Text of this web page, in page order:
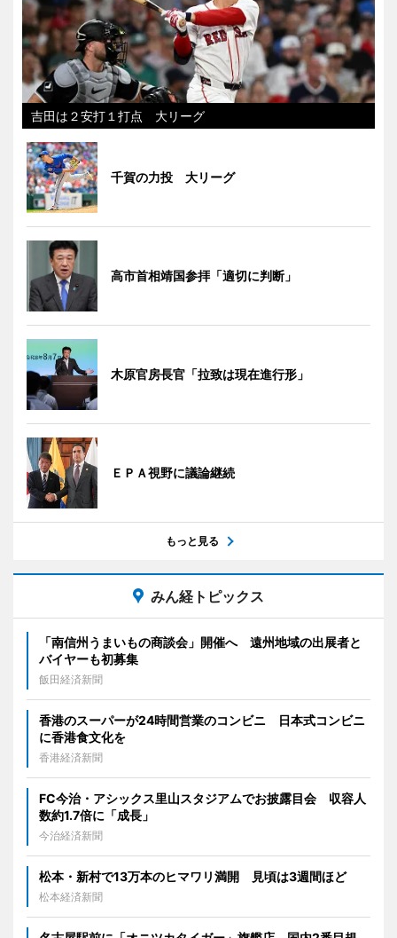
吉田は２安打１打点 大リーグ
千賀の力投 大リーグ
高市首相靖国参拝「適切に判断」
木原官房長官「拉致は現在進行形」
ＥＰＡ視野に議論継続
もっと見る
みん経トピックス
「南信州うまいもの商談会」開催へ 遠州地域の出展者と
バイヤーも初募集
飯田経済新聞
香港のスーパーが24時間営業のコンビニ 日本式コンビニ
に香港食文化を
香港経済新聞
FC今治・アシックス里山スタジアムでお披露目会 収容人
数約1.7倍に「成長」
今治経済新聞
松本・新村で13万本のヒマワリ満開 見頃は3週間ほど
松本経済新聞